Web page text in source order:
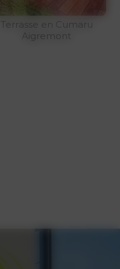
Terrasse en Cumaru
Aigremont